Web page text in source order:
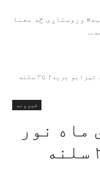
وروستاړی څه معنا